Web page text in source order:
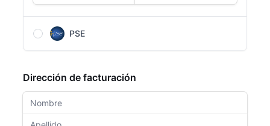
PSE
pago.
Dirección de facturación